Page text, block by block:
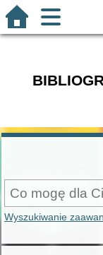
Wyszukiwanie